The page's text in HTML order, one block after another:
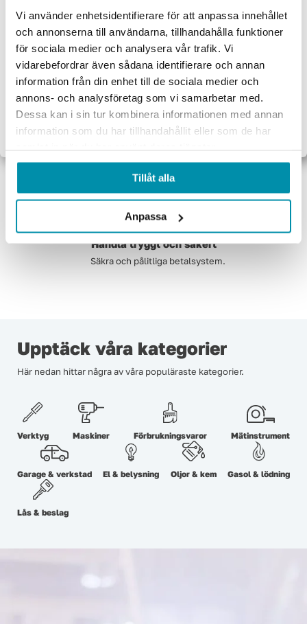
Vi använder enhetsidentifierare för att anpassa innehållet
och annonserna till användarna, tillhandahålla funktioner
för sociala medier och analysera vår trafik. Vi
vidarebefordrar även sådana identifierare och annan
information från din enhet till de sociala medier och
annons- och analysföretag som vi samarbetar med.
Dessa kan i sin tur kombinera informationen med annan
information som du har tillhandahållit eller som de har
Tillåt alla
Anpassa
Handla privat eller som företag
Vi behandlar ordern direkt
Handla tryggt och säkert
Säkra och pålitliga betalsystem.
Upptäck våra kategorier
Här nedan hittar några av våra populäraste kategorier.
Verktyg Maskiner Förbrukningsvaror Mätinstrument
Garage & verkstad El & belysning Oljor & kem Gasol & lödning
Lås & beslag
Välkommen till
Proffsbutiken
Jag handlar som:
Företag
Exkl. moms
Privat
Inkl. moms